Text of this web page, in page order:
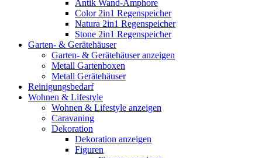
Antik Wand-Amphore
Color 2in1 Regenspeicher
Natura 2in1 Regenspeicher
Stone 2in1 Regenspeicher
Garten- & Gerätehäuser
Garten- & Gerätehäuser anzeigen
Metall Gartenboxen
Metall Gerätehäuser
Reinigungsbedarf
Wohnen & Lifestyle
Wohnen & Lifestyle anzeigen
Caravaning
Dekoration
Dekoration anzeigen
Figuren